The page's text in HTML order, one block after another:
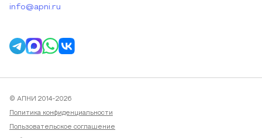
info@apni.ru
© АПНИ 2014-2026
Политика конфиденциальности
Пользовательское соглашение